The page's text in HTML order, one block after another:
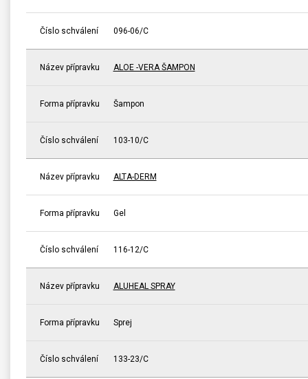
Číslo schválení 096-06/C
Název přípravku ALOE -VERA ŠAMPON
Forma přípravku Šampon
Číslo schválení 103-10/C
Název přípravku ALTA-DERM
Forma přípravku Gel
Číslo schválení 116-12/C
Název přípravku ALUHEAL SPRAY
Forma přípravku Sprej
Číslo schválení 133-23/C